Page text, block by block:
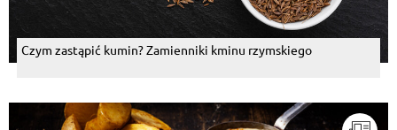
Czym zastąpić kumin? Zamienniki kminu rzymskiego